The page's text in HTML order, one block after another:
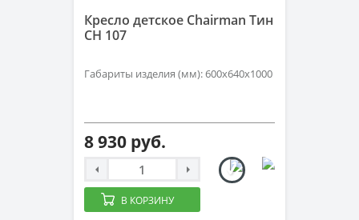
Кресло детское Chairman Тин
CH 107
Габариты изделия (мм): 600х640х1000
8 930 руб.
В КОРЗИНУ